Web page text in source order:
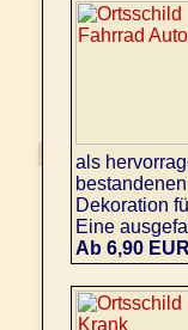
als
Dekoration
Eine
Ab 6,90